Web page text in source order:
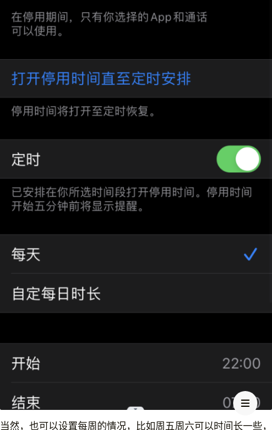
当然，也可以设置每周的情况，比如周五周六可以时间长一些，